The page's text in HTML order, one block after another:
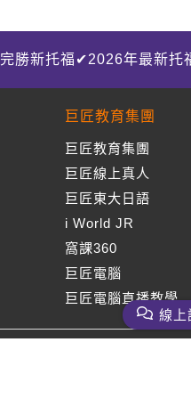
完勝新托福✔2026年最新托
巨匠教育集團
巨匠教育集團
巨匠線上真人
巨匠東大日語
i World JR
窩課360
巨匠電腦
巨匠電腦直播教學
線上